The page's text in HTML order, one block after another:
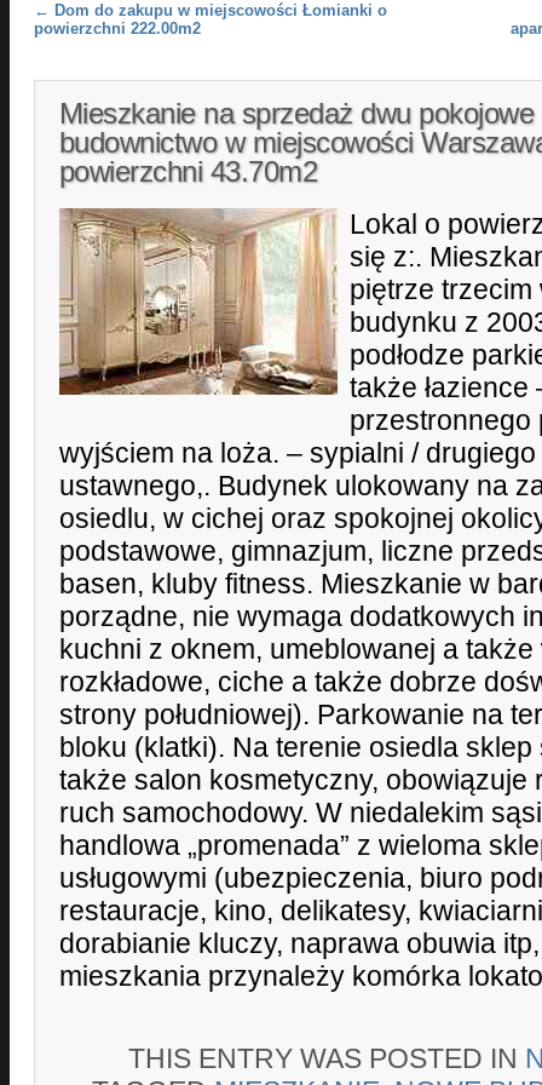
Post navigation
← Dom do zakupu w miejscowości Łomianki o
powierzchni 222.00m2
Mieszkanie na sprzedaż dwu pokojowe
budownictwo w miejscowości
powierzchni 43.70m2
Lokal o
się z:.
piętrze
budynku z
podłodze
także łazience
przestronnego
wyjściem na loża. – sypialni /
ustawnego,. Budynek ulokowany na
osiedlu, w cichej oraz spokojnej
podstawowe, gimnazjum, liczne
basen, kluby fitness. Mieszkanie w
porządne, nie wymaga dodatkowych
kuchni z oknem, umeblowanej a
rozkładowe, ciche a także dobrze
strony południowej). Parkowanie na
bloku (klatki). Na terenie osiedla
także salon kosmetyczny, obowiązuje
ruch samochodowy. W niedalekim
handlowa „promenada” z wieloma
usługowymi (ubezpieczenia, biuro
restauracje, kino, delikatesy,
dorabianie kluczy, naprawa obuwia
mieszkania przynależy komórka
THIS ENTRY WAS POSTED IN